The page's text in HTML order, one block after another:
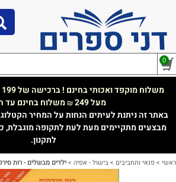
0
משלוח מוקפד ואכותי בחינם ! ברכישה של 199
מעל 249
₪משלוח בחינם עד
באתר זה ניתנת לעיתים הנחות על המחיר
מבצעים מתקיימים מעת לעת לתקופה מוגבלת,
לתקנון.
ראשי > פנאי ותחביבים >בישול - אפיה >ילדים מבשלים - רות